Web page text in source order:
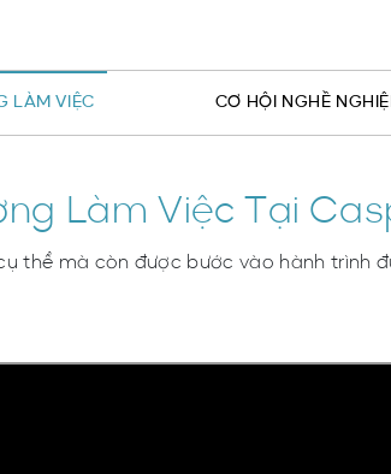
LÀM VIỆC CƠ HỘI NGHỀ
Làm Việc Tại
thể mà còn được bước vào hành trình